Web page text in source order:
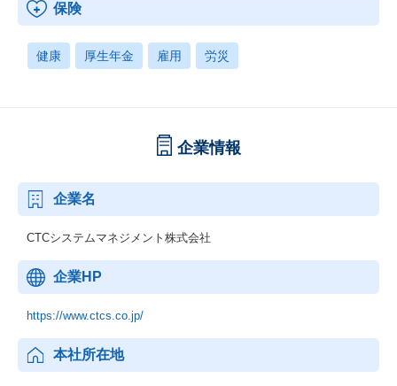
保険
健康 厚生年金 雇用 労災
企業情報
企業名
CTCシステムマネジメント株式会社
企業HP
https://www.ctcs.co.jp/
本社所在地